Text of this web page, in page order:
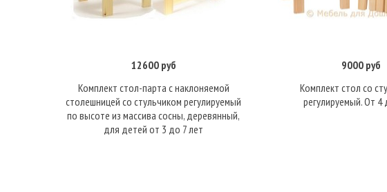
В корзину
12600 руб
Комплект стол-парта с наклоняемой
столешницей со стульчиком регулируемый
по высоте из массива сосны, деревянный,
для детей от 3 до 7 лет
В корзину
9000 руб
Комплект стол со
регулируемый. От 4